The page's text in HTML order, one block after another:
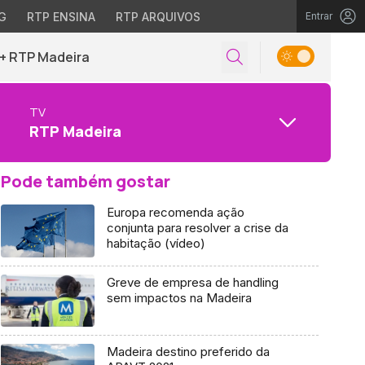
RTP ENSINA RTP ARQUIVOS Entrar
+ RTP Madeira
TV
RTP Madeira
Pode também gostar
Europa recomenda ação
conjunta para resolver a crise da
habitação (vídeo)
Greve de empresa de handling
sem impactos na Madeira
Madeira destino preferido da